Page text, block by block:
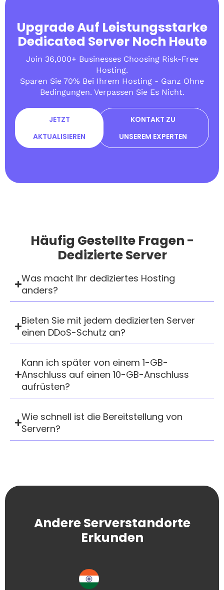
Upgrade Auf Leistungsstarke
Dedicated Server Noch Heute
Join 36,000+ Businesses Choosing Risk-Free
Hosting.
Sparen Sie 70% Bei Ihrem Hosting - Ganz Ohne
Bedingungen. Verpassen Sie Es Nicht.
JETZT
AKTUALISIEREN
KONTAKT ZU
UNSEREM EXPERTEN
Häufig Gestellte Fragen -
Dedizierte Server
Was macht Ihr dediziertes Hosting
anders?
Bieten Sie mit jedem dedizierten Server
einen DDoS-Schutz an?
Kann ich später von einem 1-GB-
Anschluss auf einen 10-GB-Anschluss
aufrüsten?
Wie schnell ist die Bereitstellung von
Servern?
Andere Serverstandorte
Erkunden